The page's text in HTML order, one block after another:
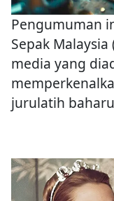
Pengumuman
Sepak
media yang
jurulatih